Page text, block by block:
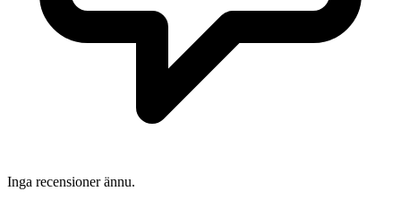
Inga recensioner ännu.